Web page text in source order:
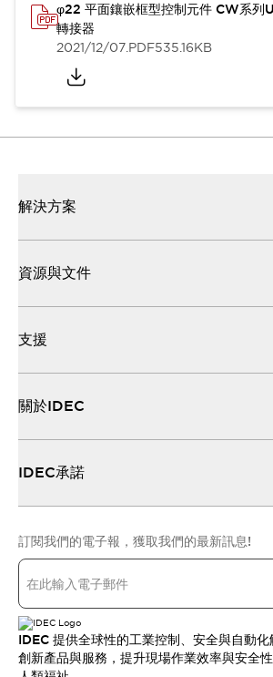
φ22 平面鑲嵌框型控制元件 CW系列
轉接器
2021/12/07.PDF535.16KB
解決方案
資源與文件
支援
關於IDEC
IDEC承諾
訂閱我們的電子報，獲取我們的最新訊息!
IDEC 提供全球性的工業控制、安全與自動
創新產品與服務，提升現場作業效率與安全